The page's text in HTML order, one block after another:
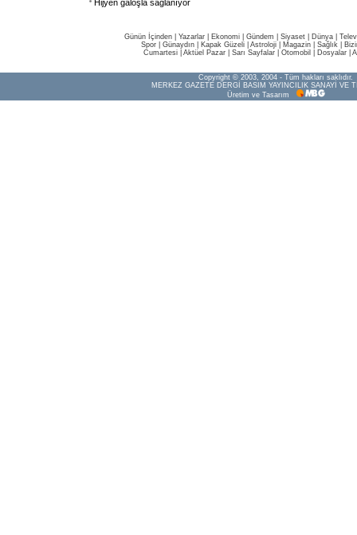
Hijyen galoşla sağlanıyor
Günün İçinden Yazarlar Ekonomi Gündem Siyaset Dünya |
Spor
Günaydın Kapak Güzeli Astroloji Magazin Sağlık
Cumartesi| Aktüel Pazar| Sarı Sayfalar| Otomobil Dosyalar|
Copyright © 2003, 2004 - Tüm hakları saklıdır.
MERKEZ GAZETE DERGİ BASIM YAYINCILIK SANAYİ VE
Üretim ve Tasarım